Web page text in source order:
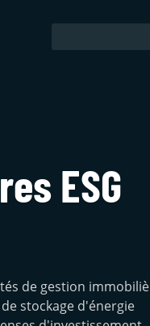
ESG
de gestion
stockage d'énergie